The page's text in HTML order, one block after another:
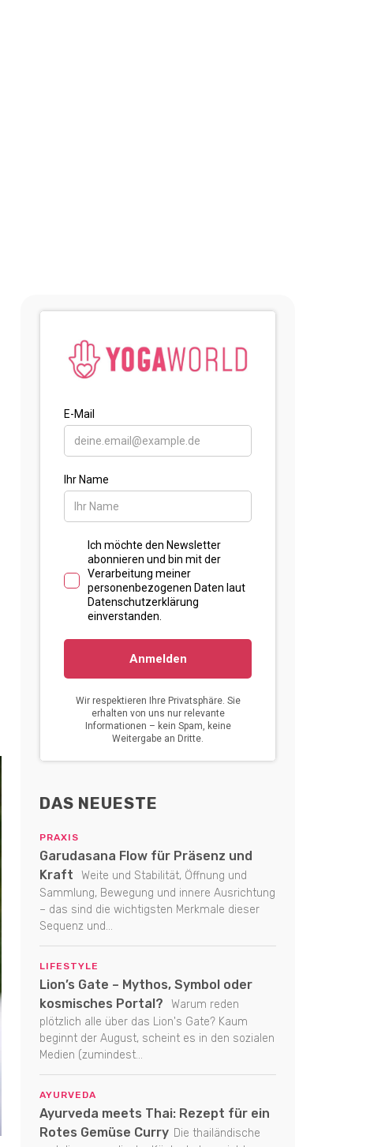
DAS NEUESTE
PRAXIS
Garudasana Flow für Präsenz und
Kraft
Weite und Stabilität, Öffnung und
Sammlung, Bewegung und innere Ausrichtung
– das sind die wichtigsten Merkmale dieser
Sequenz und...
LIFESTYLE
Lion’s Gate – Mythos, Symbol oder
kosmisches Portal?
Warum reden
plötzlich alle über das Lion's Gate? Kaum
beginnt der August, scheint es in den sozialen
Medien (zumindest...
AYURVEDA
Ayurveda meets Thai: Rezept für ein
Rotes Gemüse Curry Die thailändische